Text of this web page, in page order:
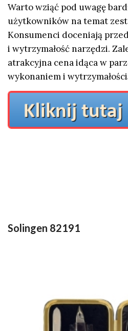
Warto wziąć pod uwagę
użytkowników na temat
Konsumenci doceniają
i wytrzymałość narzędzi.
atrakcyjna cena idąca w
wykonaniem i
Solingen 82191